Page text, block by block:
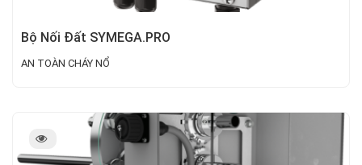
Bộ Nối Đất SYMEGA.PRO
AN TOÀN CHÁY NỔ